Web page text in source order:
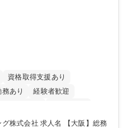
資格取得支援あり
あり
経験者歓迎
寮・社宅あり 食事補助あり
【大阪】総務